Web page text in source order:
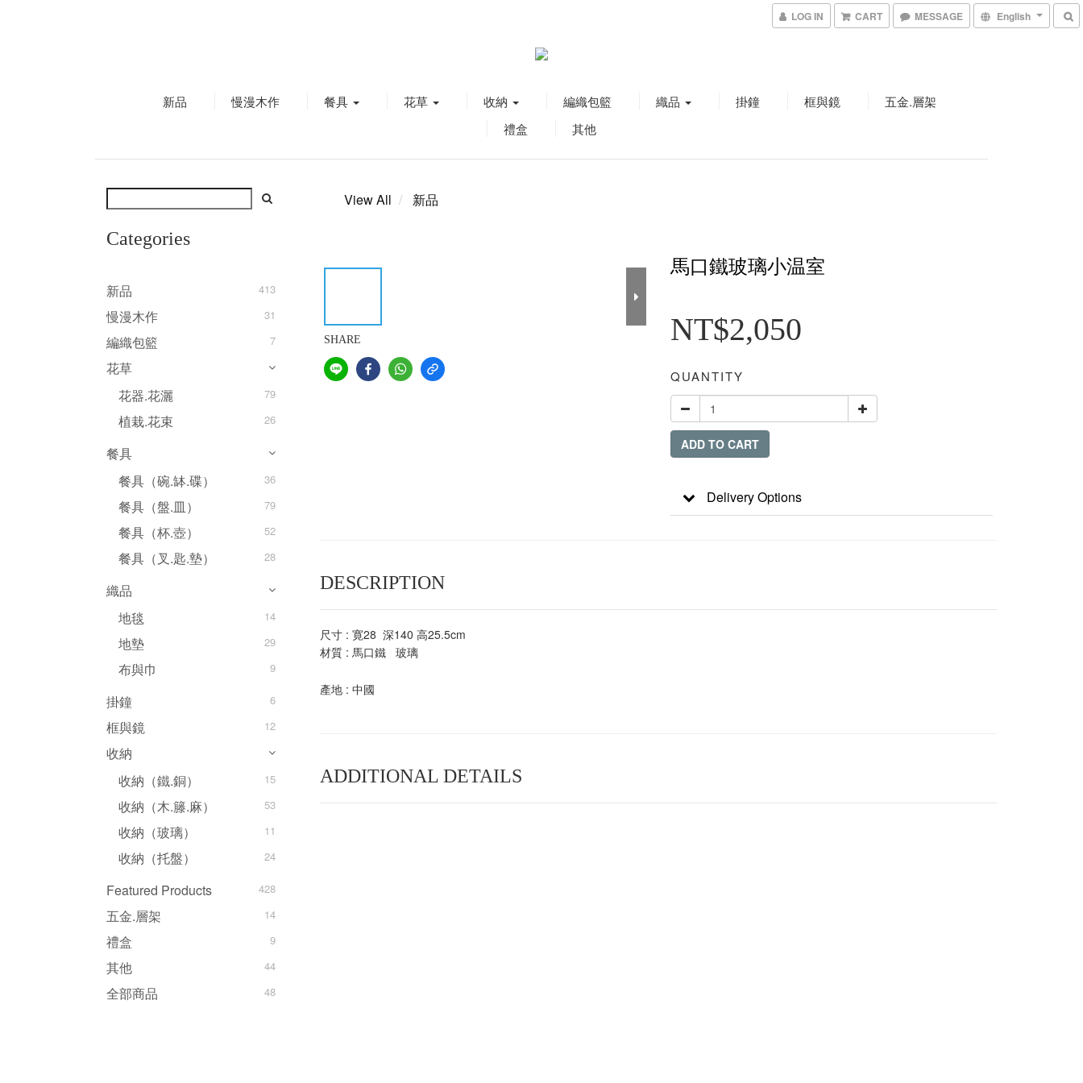
LOG IN CART MESSAGE English
新品 慢漫木作 餐具 花草 收納 編織包籃 織品 掛鐘 框與鏡
五金.層架
禮盒
其他
Categories
新品 413
慢漫木作 31
編織包籃 7
花草
花器.花灑
79
植栽.花束 26
餐具
餐具（碗.缽.碟）
36
餐具（盤.皿） 79
餐具（杯.壺） 52
餐具（叉.匙.墊） 28
織品
地毯
14
地墊 29
布與巾 9
掛鐘 6
框與鏡 12
收納
收納（鐵.銅）
15
收納（木.籐.麻） 53
收納（玻璃） 11
收納（托盤） 24
Featured Products 428
五金.層架 14
禮盒 9
其他 44
全部商品 48
View All 新品
SHARE
馬口鐵玻璃小温室
NT$2,050
QUANTITY
ADD TO CART
Delivery Options
DESCRIPTION
尺寸 : 寛28 深140 高25.5cm
材質 : 馬口鐵 玻璃
產地 : 中國
ADDITIONAL DETAILS